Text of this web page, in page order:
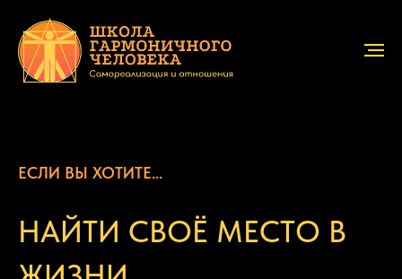
ЕСЛИ ВЫ ХОТИТЕ...
НАЙТИ СВОЁ МЕСТО В